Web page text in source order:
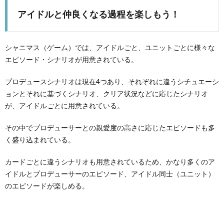
アイドルと仲良くなる過程を楽しもう！
シャニマス（ゲーム）では、アイドルごと、ユニットごとに様々な
エピソード・シナリオが用意されている。
プロデュースシナリオは現在4つあり、それぞれに違うシチュエーシ
ョンとそれに基づくシナリオ、クリア状況などに応じたシナリオ
が、アイドルごとに用意されている。
その中でプロデューサーとの親愛度の高さに応じたエピソードも多
く盛り込まれている。
カードごとに違うシナリオも用意されているため、かなり多くのア
イドルとプロデューサーのエピソード、アイドル同士（ユニット）
のエピソードが楽しめる。